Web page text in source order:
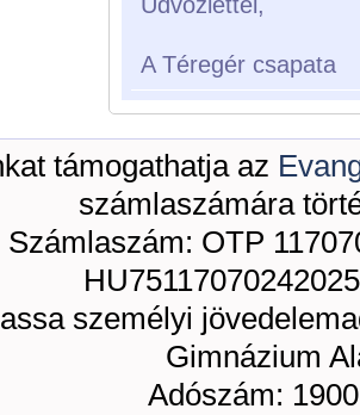
A Téregér csapata
támogathatja az
számlaszámára
Számlaszám: OTP
személyi
Gimnázium
Adószám: